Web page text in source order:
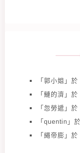
「 郭小姐 」於
「 鰱的濟 」於
「 忽勞遞 」於
「 quentin 」
「 繩帝膨 」於